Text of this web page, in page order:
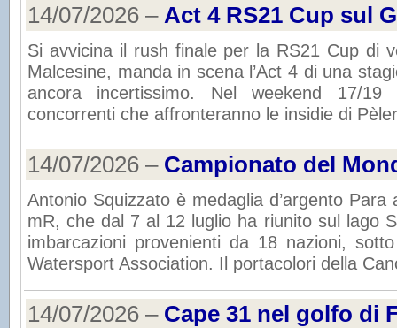
14/07/2026 – Act 4 RS21 Cup sul
Si avvicina il rush finale per la RS21 Cup di
Malcesine, manda in scena l’Act 4 di una
ancora incertissimo. Nel weekend 17/
concorrenti che affronteranno le insidie di
14/07/2026 – Campionato del
Antonio Squizzato è medaglia d’argento
mR, che dal 7 al 12 luglio ha riunito sul lago
imbarcazioni provenienti da 18 nazioni,
Watersport Association. Il portacolori della
14/07/2026 – Cape 31 nel golfo di